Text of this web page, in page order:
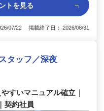
トを見る
07/22 掲載終了日： 2026/08/31
タッフ／深夜
すいマニュアル確立｜
契約社員